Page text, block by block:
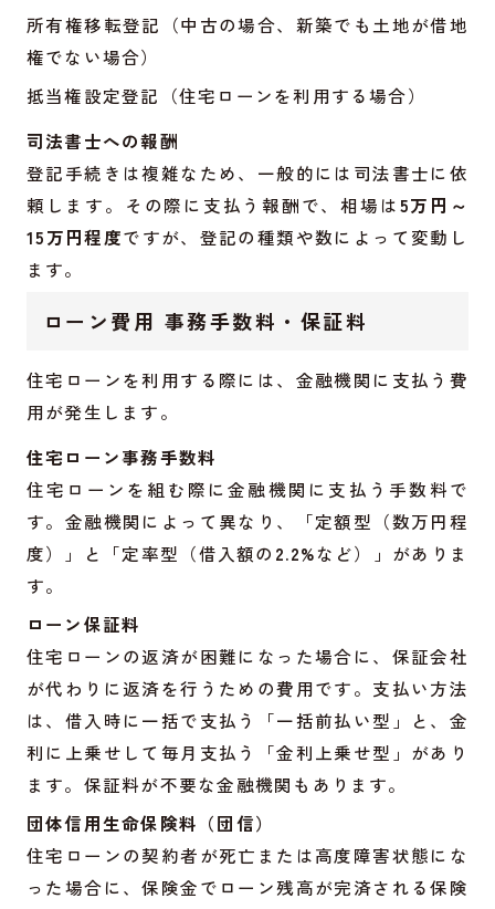
所有権移転登記（中古の場合、新築でも土地が借地
権でない場合）
抵当権設定登記（住宅ローンを利用する場合）
司法書士への報酬
登記手続きは複雑なため、一般的には司法書士に依
頼します。その際に支払う報酬で、相場は5万円～
15万円程度ですが、登記の種類や数によって変動し
ます。
ローン費用 事務手数料・保証料
住宅ローンを利用する際には、金融機関に支払う費
用が発生します。
住宅ローン事務手数料
住宅ローンを組む際に金融機関に支払う手数料で
す。金融機関によって異なり、「定額型（数万円程
度）」と「定率型（借入額の 2.2%など）」がありま
す。
ローン保証料
住宅ローンの返済が困難になった場合に、保証会社
が代わりに返済を行うための費用です。支払い方法
は、借入時に一括で支払う「一括前払い型」と、金
利に上乗せして毎月支払う「金利上乗せ型」があり
ます。保証料が不要な金融機関もあります。
団体信用生命保険料（団信）
住宅ローンの契約者が死亡または高度障害状態にな
った場合に、保険金でローン残高が完済される保険